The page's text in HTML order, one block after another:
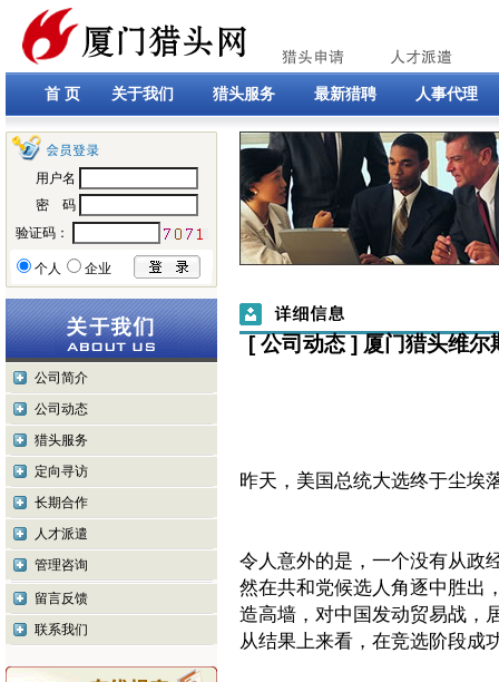
首 页 关于我们 猎头服务 最新猎聘 人事代理
用户名
密 码
验证码：
个人 企业
公司简介
公司动态
猎头服务
定向寻访
长期合作
人才派遣
管理咨询
留言反馈
联系我们
[ 公司动态 ] 厦门猎头维
昨天，美国总统大选终于尘埃
令人意外的是，一个没有从政
然在共和党候选人角逐中胜出
造高墙，对中国发动贸易战，
从结果上来看，在竞选阶段成